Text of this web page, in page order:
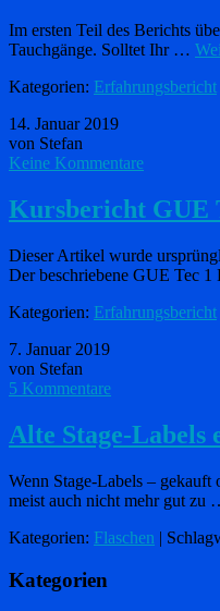
Im ersten Teil des Berichts
Tauchgänge. Solltet Ihr …
Kategorien: Erfahrungsbericht
14. Januar 2019
von Stefan
Keine Kommentare
Kursbericht GUE
Dieser Artikel wurde
Der beschriebene GUE Tec
Kategorien: Erfahrungsbericht
7. Januar 2019
von Stefan
5 Kommentare
Alte Stage-Labels
Wenn Stage-Labels – gekauft
meist auch nicht mehr gut zu
Kategorien: Flaschen |
Kategorien